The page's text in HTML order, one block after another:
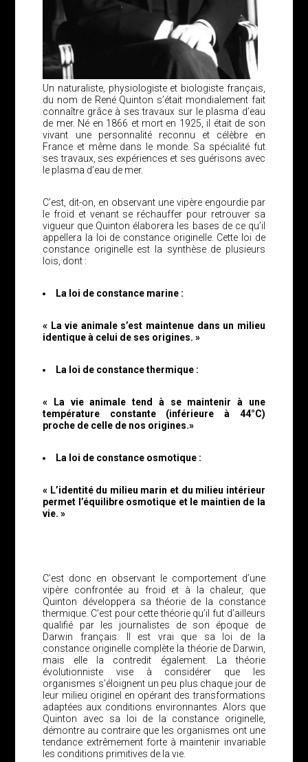
Un naturaliste, physiologiste et biologiste français,
du nom de René Quinton s’était mondialement fait
connaître grâce à ses travaux sur le plasma d’eau
de mer. Né en 1866 et mort en 1925, il était de son
vivant une personnalité reconnu et célèbre en
France et même dans le monde. Sa spécialité fut
ses travaux, ses expériences et ses guérisons avec
le plasma d’eau de mer.
C’est, dit-on, en observant une vipère engourdie par
le froid et venant se réchauffer pour retrouver sa
vigueur que Quinton élaborera les bases de ce qu’il
appellera la loi de constance originelle. Cette loi de
constance originelle est la synthèse de plusieurs
lois, dont :
La loi de constance marine :
« La vie animale s’est maintenue dans un milieu
identique à celui de ses origines. »
La loi de constance thermique :
« La vie animale tend à se maintenir à une
température constante (inférieure à 44°C)
proche de celle de nos origines.»
La loi de constance osmotique :
« L’identité du milieu marin et du milieu intérieur
permet l’équilibre osmotique et le maintien de la
vie. »
C’est donc en observant le comportement d’une
vipère confrontée au froid et à la chaleur, que
Quinton développera sa théorie de la constance
thermique. C’est pour cette théorie qu’il fut d’ailleurs
qualifié par les journalistes de son époque de
Darwin français. Il est vrai que sa loi de la
constance originelle complète la théorie de Darwin,
mais elle la contredit également. La théorie
évolutionniste vise à considérer que les
organismes s’éloignent un peu plus chaque jour de
leur milieu originel en opérant des transformations
adaptées aux conditions environnantes. Alors que
Quinton avec sa loi de la constance originelle,
démontre au contraire que les organismes ont une
tendance extrêmement forte à maintenir invariable
les conditions primitives de la vie.